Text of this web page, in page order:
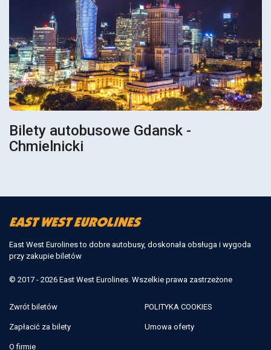
Bilety autobusowe Gdansk -
Chmielnicki
East West Eurolines to dobre autobusy, doskonała obsługa i wygoda
przy zakupie biletów
© 2017 - 2026 East West Eurolines. Wszelkie prawa zastrzeżone
Zwrót biletów
Zapłacić za bilety
O firmie
POLITYKA COOKIES
Umowa oferty